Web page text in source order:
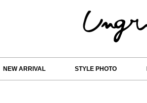
NEW ARRIVAL STYLE PHOTO